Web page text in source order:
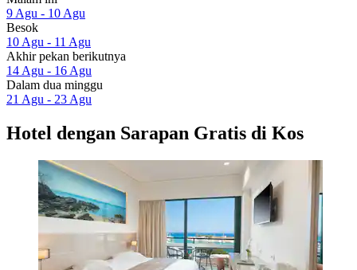
9 Agu - 10 Agu
Besok
10 Agu - 11 Agu
Akhir pekan berikutnya
14 Agu - 16 Agu
Dalam dua minggu
21 Agu - 23 Agu
Hotel dengan Sarapan Gratis di Kos